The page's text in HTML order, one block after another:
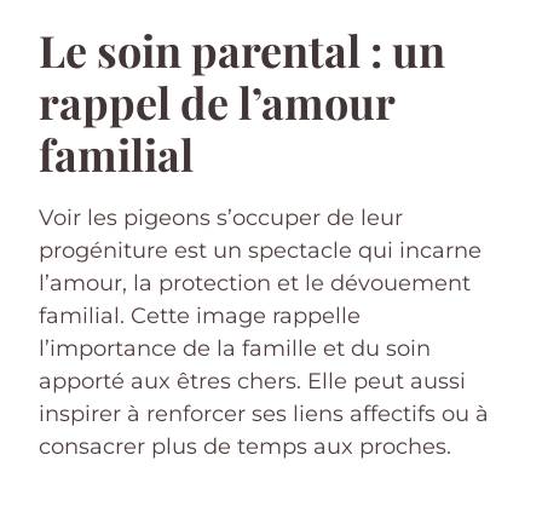
Le soin parental : un
rappel de l’amour
familial
Voir les pigeons s’occuper de leur
progéniture est un spectacle qui incarne
l’amour, la protection et le dévouement
familial. Cette image rappelle
l’importance de la famille et du soin
apporté aux êtres chers. Elle peut aussi
inspirer à renforcer ses liens affectifs ou à
consacrer plus de temps aux proches.